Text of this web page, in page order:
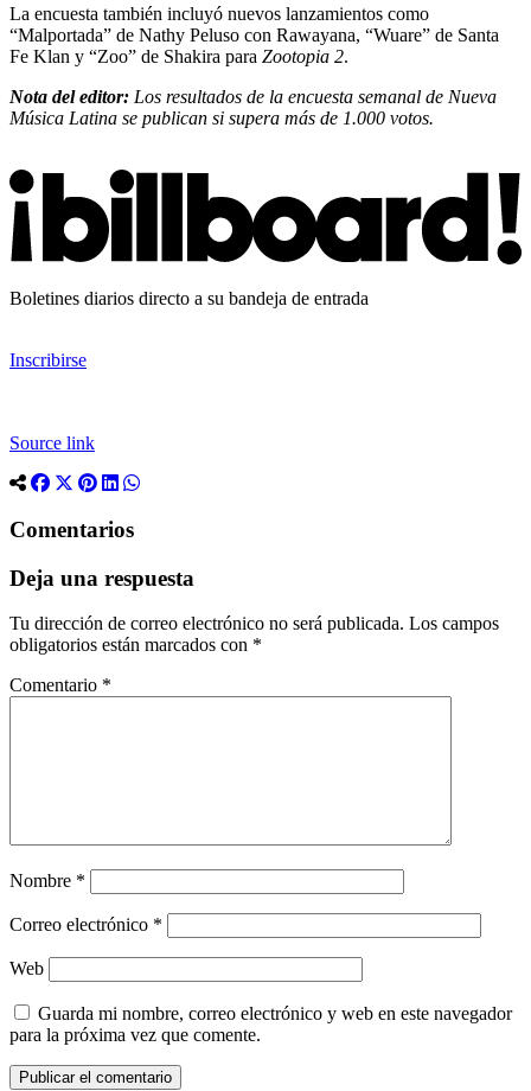
La encuesta también incluyó nuevos lanzamientos como
“Malportada” de Nathy Peluso con Rawayana, “Wuare” de Santa
Fe Klan y “Zoo” de Shakira para Zootopia 2.
Nota del editor: Los resultados de la encuesta semanal de Nueva
Música Latina se publican si supera más de 1.000 votos.
Boletines diarios directo a su bandeja de entrada
Inscribirse
Source link
Comentarios
Deja una respuesta
Tu dirección de correo electrónico no será publicada. Los campos
obligatorios están marcados con *
Comentario *
Nombre *
Correo electrónico *
Web
Guarda mi nombre, correo electrónico y web en este navegador
para la próxima vez que comente.